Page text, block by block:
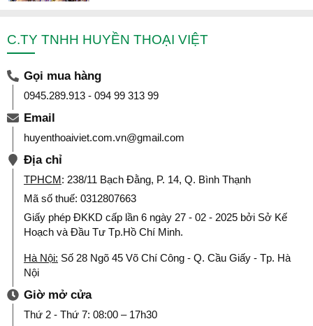
C.TY TNHH HUYỀN THOẠI VIỆT
Gọi mua hàng
0945.289.913 - 094 99 313 99
Email
huyenthoaiviet.com.vn@gmail.com
Địa chỉ
TPHCM: 238/11 Bạch Đằng, P. 14, Q. Bình Thạnh
Mã số thuế: 0312807663
Giấy phép ĐKKD cấp lần 6 ngày 27 - 02 - 2025 bởi Sở Kế
Hoạch và Đầu Tư Tp.Hồ Chí Minh.
Hà Nội: Số 28 Ngõ 45 Võ Chí Công - Q. Cầu Giấy - Tp. Hà
Nội
Giờ mở cửa
Thứ 2 - Thứ 7: 08:00 – 17h30